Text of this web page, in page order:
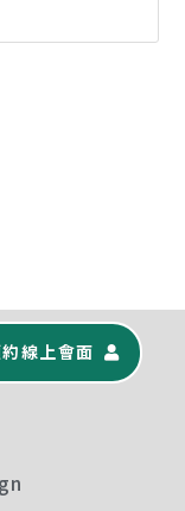
線上會面